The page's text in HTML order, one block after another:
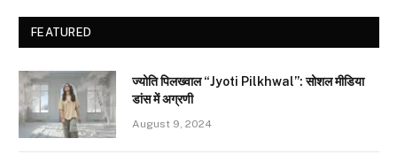
FEATURED
ज्योति पिलख्वाल “Jyoti Pilkhwal”: सोशल मीडिया
डांस में अग्रणी
August 9, 2024